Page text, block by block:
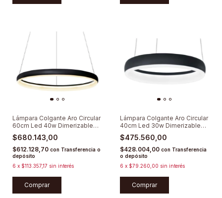
Lámpara Colgante Aro Circular
60cm Led 40w Dimerizable
Deco
$680.143,00
$612.128,70 con Transferencia o
depósito
6 x $113.357,17 sin interés
Comprar
Lámpara Colgante Aro Circular
40cm Led 30w Dimerizable
Deco
$475.560,00
$428.004,00 con Transferencia
o depósito
6 x $79.260,00 sin interés
Comprar